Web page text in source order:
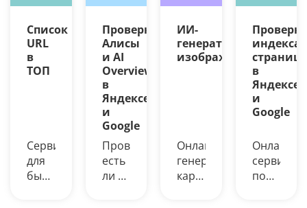
Список
URL
в
ТОП
Сервис
для
быстрой
Проверка
Алисы
и AI
Overview
в
Яндексе
и
Google
Проверьте,
есть
ли в
ИИ-
генератор
изображений
Онлайн-
генерация
картинок
Проверка
страниц
в
Яндексе
и
Google
Онлайн-
сервис
поможет